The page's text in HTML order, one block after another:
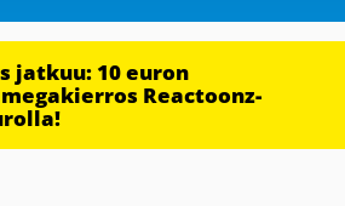
jatkuu: 10 euron
Reactoonz-